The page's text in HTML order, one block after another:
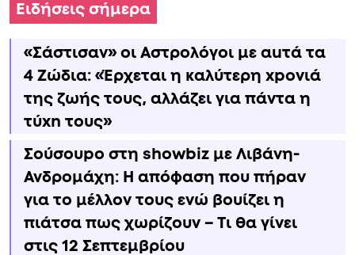
Ειδήσεις σήμερα
«Σάστισαν» οι Αστρολόγοι με αuτά τα
4 Zώδια: «Έρχεται η καλύτερη xpoνιά
της ζωής τους, αλλάζει για πάντα η
τύxn τους»
Σούσουpo στη showbiz με Λιβάνη-
Ανδρομάχη: Η απόφαση που πήραν
για το μέλλον τους ενώ βουίζει η
πιάτσα πως χωρίζουν – Τι θα γίνει
στις 12 Σεπτεμβρίου